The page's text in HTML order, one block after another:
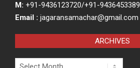
M: +91-9436123720/+91-9436453389
Email : jagaransamachar@gmail.com
ARCHIVES
Archives